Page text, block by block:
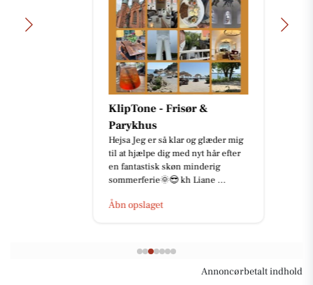
KlipTone - Frisør &
Parykhus
Hejsa Jeg er så klar og glæder mig
til at hjælpe dig med nyt hår efter
en fantastisk skøn minderig
sommerferie🌞😎 kh Liane ...
Åbn opslaget
Annoncørbetalt indhold